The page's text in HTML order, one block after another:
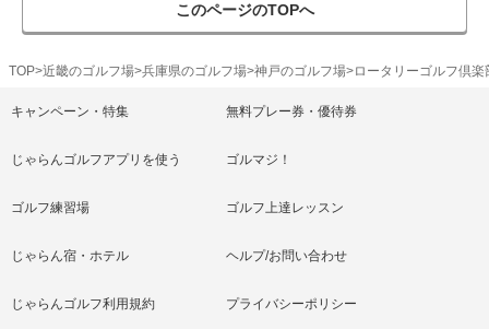
このページのTOPへ
TOP 近畿のゴルフ場 兵庫県のゴルフ場 神戸のゴルフ場 ロータリーゴルフ倶
キャンペーン・特集 無料プレー券・優待券
じゃらんゴルフアプリを使う ゴルマジ！
ゴルフ練習場 ゴルフ上達レッスン
じゃらん宿・ホテル ヘルプ/お問い合わせ
じゃらんゴルフ利用規約 プライバシーポリシー